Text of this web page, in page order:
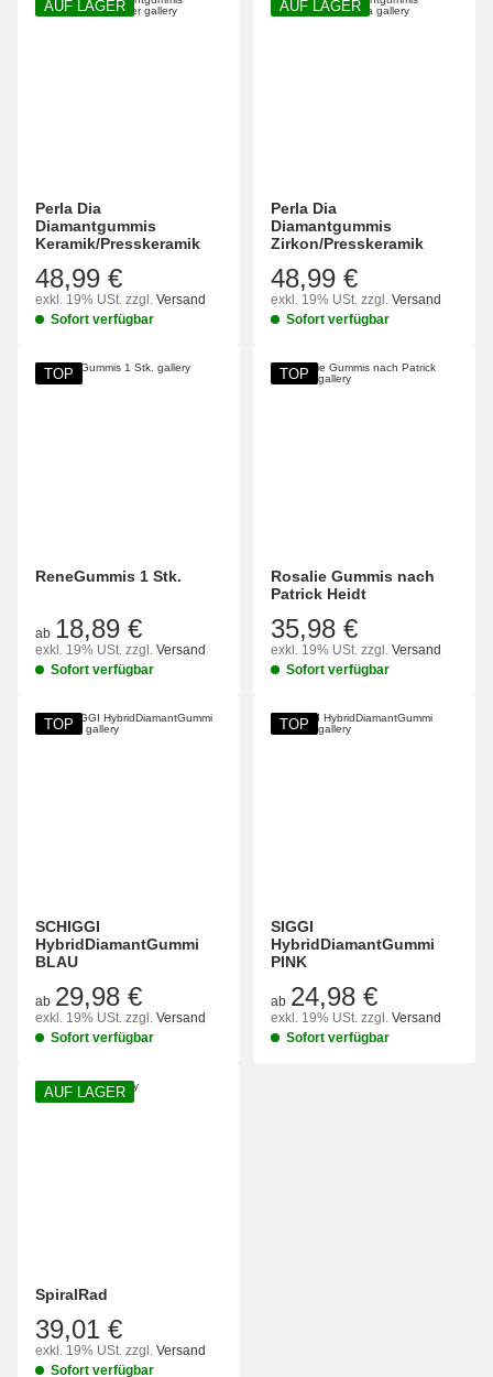
AUF LAGER
Perla Dia
Diamantgummis
Keramik/Presskeramik
48,99 €
exkl. 19% USt. zzgl. Versand
Sofort verfügbar
AUF LAGER
Perla Dia
Diamantgummis
Zirkon/Presskeramik
48,99 €
exkl. 19% USt. zzgl. Versand
Sofort verfügbar
TOP
ReneGummis 1 Stk.
ab 18,89 €
exkl. 19% USt. zzgl. Versand
Sofort verfügbar
TOP
Rosalie Gummis nach
Patrick Heidt
35,98 €
exkl. 19% USt. zzgl. Versand
Sofort verfügbar
TOP
SCHIGGI
HybridDiamantGummi
BLAU
ab 29,98 €
exkl. 19% USt. zzgl. Versand
Sofort verfügbar
TOP
SIGGI
HybridDiamantGummi
PINK
ab 24,98 €
exkl. 19% USt. zzgl. Versand
Sofort verfügbar
AUF LAGER
SpiralRad
39,01 €
exkl. 19% USt. zzgl. Versand
Sofort verfügbar